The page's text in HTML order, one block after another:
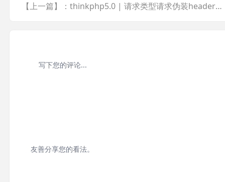
【上一篇】：thinkphp5.0 | 请求类型请求伪装header头信息伪静态
友善分享您的看法。